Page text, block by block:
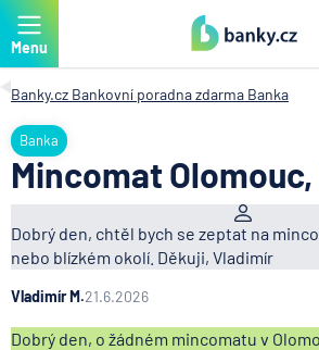
Menu
Banky.cz Bankovní poradna zdarma Banka
Banka
Mincomat
Dobrý den, chtěl bych se zeptat na
nebo blízkém okolí. Děkuji, Vladimír
Vladimír M.21.6.2026
Dobrý den, o žádném mincomatu v